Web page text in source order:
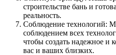
строительстве бань и
реальность.
Соблюдение технологий:
соблюдением всех
чтобы создать надежное и
вас и ваших близких.